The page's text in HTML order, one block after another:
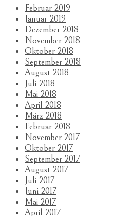
Februar 2019
Januar 2019
Dezember 2018
November 2018
Oktober 2018
September 2018
August 2018
Juli 2018
Mai 2018
April 2018
März 2018
Februar 2018
November 2017
Oktober 2017
September 2017
August 2017
Juli 2017
Juni 2017
Mai 2017
April 2017